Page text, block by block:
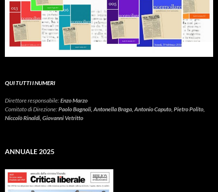
QUI TUTTI I NUMERI
Direttore responsabile:Enzo Marzo
Comitato di Direzione:Paolo Bagnoli, Antonella Braga, Antonio Caputo, Pietro Polito,
Niccolò Rinaldi, Giovanni Vetritto
ANNUALE 2025